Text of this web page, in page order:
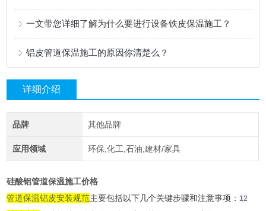
一文带您详细了解为什么要进行设备铁皮保温施工？
铝皮管道保温施工的原因你清楚么？
详细介绍
品牌 其他品牌
应用领域 环保,化工,石油,建材/家具
硅酸铝管道保温施工价格
管道保温铝皮安装规范主要包括以下几个关键步骤和注意事项：‌ 12